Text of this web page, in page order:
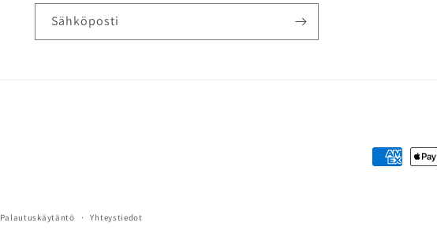
Sähköposti
Maksutavat
Palautuskäytäntö Yhteystiedot